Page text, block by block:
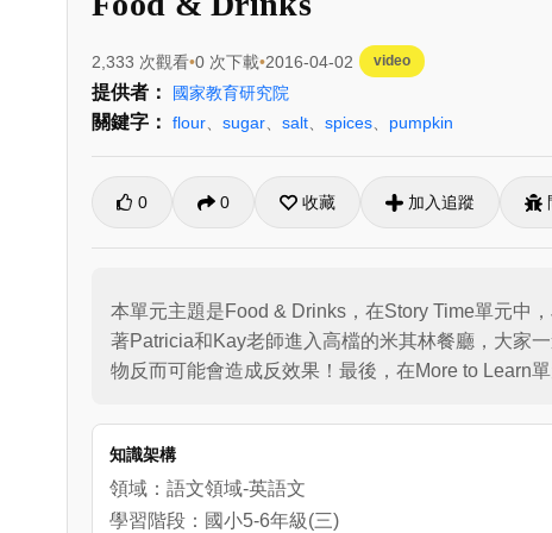
2,333 次觀看 0 次下載 2016-04-02 video
提供者： 國家教育研究院
關鍵字： flour sugar salt spices pumpkin
0 0 收藏 加入追蹤
本單元主題是Food & Drinks，在Story Time單元中
著Patricia和Kay老師進入高檔的米其林餐廳，大家
物反而可能會造成反效果！最後，在More to Learn
知識架構
領域：語文領域-英語文
學習階段：國小5-6年級(三)